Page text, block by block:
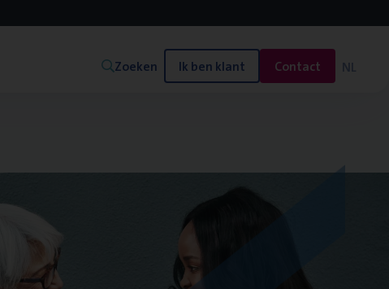
Zoeken Ik ben klant Contact NL